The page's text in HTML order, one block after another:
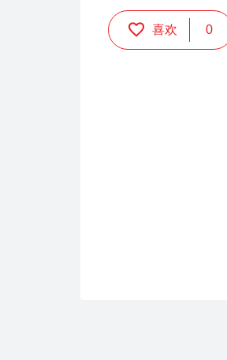
喜欢 0